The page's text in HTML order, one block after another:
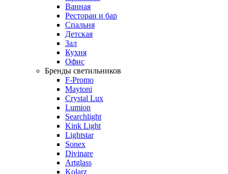
Ванная
Ресторан и бар
Спальня
Детская
Зал
Кухня
Офис
Бренды светильников
F-Promo
Maytoni
Crystal Lux
Lumion
Searchlight
Kink Light
Lightstar
Sonex
Divinare
Artglass
Kolarz